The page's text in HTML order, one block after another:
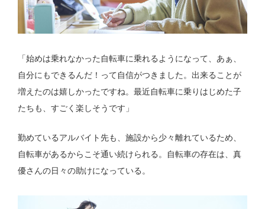
「始めは乗れなかった自転車に乗れるようになって、あぁ、
自分にもできるんだ！って自信がつきました。出来ることが
増えたのは嬉しかったですね。最近自転車に乗りはじめた子
たちも、すごく楽しそうです」
勤めているアルバイト先も、施設から少々離れているため、
自転車があるからこそ通い続けられる。自転車の存在は、真
優さんの日々の助けになっている。